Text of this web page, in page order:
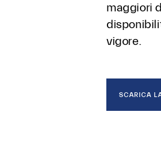
maggiori
vigore.
SCARICA